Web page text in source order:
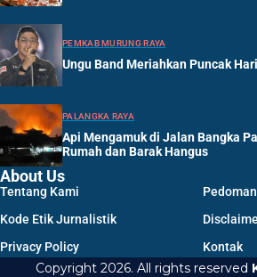
PEMKAB MURUNG RAYA
Ungu Band Meriahkan Puncak
PALANGKA RAYA
Api Mengamuk di Jalan Bangka
Rumah dan Barak Hangus
About Us
Tentang Kami
Kode Etik Jurnalistik
Privacy Policy
Kontak
Copyright 2026. All rights reserved